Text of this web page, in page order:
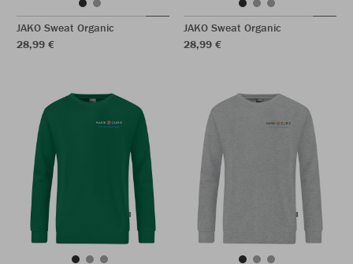
JAKO Sweat Organic
28,99 €
JAKO Sweat Organic
28,99 €